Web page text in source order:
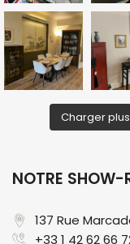
Charger plus
NOTRE SHOW-
137 Rue
+33 1 42 62 66